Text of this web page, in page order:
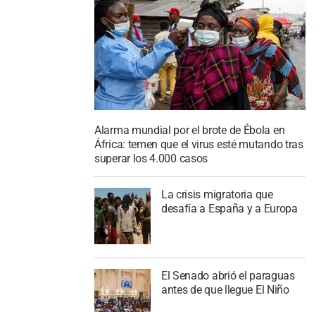
Alarma mundial por el brote de Ébola en
África: temen que el virus esté mutando tras
superar los 4.000 casos
La crisis migratoria que
desafía a España y a Europa
El Senado abrió el paraguas
antes de que llegue El Niño